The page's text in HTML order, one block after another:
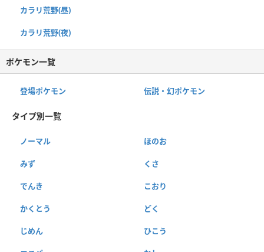
カラリ荒野(昼)
カラリ荒野(夜)
ポケモン一覧
登場ポケモン 伝説・幻ポケモン
タイプ別一覧
ノーマル ほのお
みず くさ
でんき こおり
かくとう どく
じめん ひこう